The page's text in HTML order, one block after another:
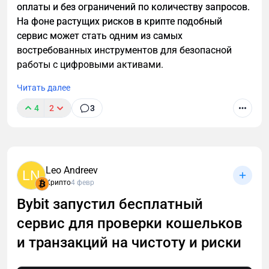
Aave— токен управления протоколом. Стейкинг
дает дополнительный доход и защищает протокол.
Safety Module (Umbrella): Стейкаете AAVE,
aTokens (aUSDC и т.д.) или GHO.
в AAVE). В случае shortfall (дефицита) часть
стейка может быть slashed (урезана).
Преимущества: Дополнительный yield +
право голосования в governance.
Риски: Slashing risk (хотя в обычных
условиях низкий).
3. Заимствование + Leveraged стратегии (Looping)
оплаты и без ограничений по количеству запросов.
На фоне растущих рисков в крипте подобный
сервис может стать одним из самых
востребованных инструментов для безопасной
работы с цифровыми активами.
Читать далее
4 2 3
LN Leo Andreev
Крипто4 февр
Bybit запустил бесплатный
сервис для проверки кошельков
и транзакций на чистоту и риски